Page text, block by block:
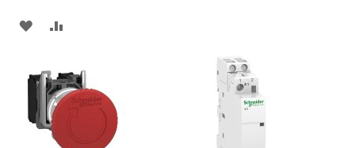
ADAUGATI
LISTA
DE
DORINTE
COMPARARE
DORINTE